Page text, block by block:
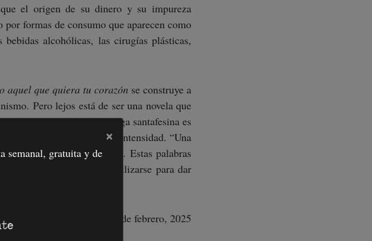
el origen de su dinero y su impureza
formas de consumo que aparecen como
bebidas alcohólicas, las cirugías plásticas,
aquel que quiera tu corazón se construye a
Pero lejos está de ser una novela que
de sus libros de la saga santafesina es
narraciones cargadas de intensidad. “Una
virtud en la vergüenza”. Estas palabras
de Ovidio bien podrían utilizarse para dar
de Carlos Bernatek.
5 de febrero, 2025
×
semanal, gratuita y de